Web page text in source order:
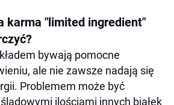
karma "limited ingredient"
bywają pomocne
ale nie zawsze nadają się
Problemem może być
ilościami innych białek